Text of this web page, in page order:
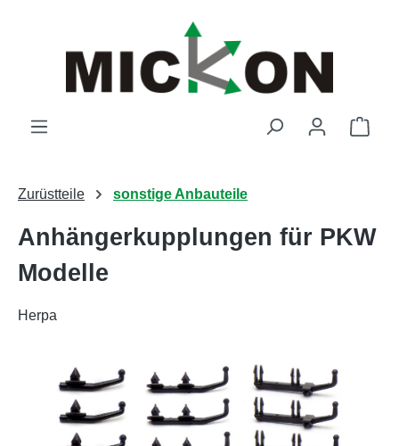
Zurüstteile sonstige Anbauteile
Anhängerkupplungen für PKW
Modelle
Herpa
Bildergalerie überspringen